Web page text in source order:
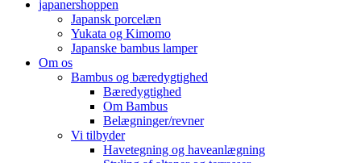
japanershoppen
Japansk porcelæn
Yukata og Kimomo
Japanske bambus lamper
Om os
Bambus og bæredygtighed
Bæredygtighed
Om Bambus
Belægninger/revner
Vi tilbyder
Havetegning og haveanlægning